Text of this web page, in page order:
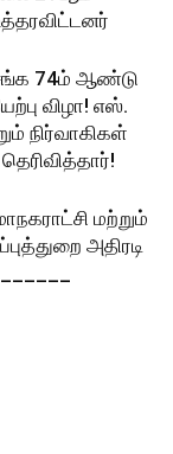
74ம் ஆண்டு
விழா! எஸ்.
நிர்வாகிகள்
மற்றும்
அதிரடி